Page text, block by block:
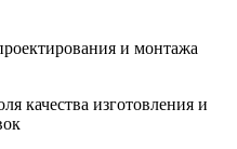
и монтажа
качества изготовления и